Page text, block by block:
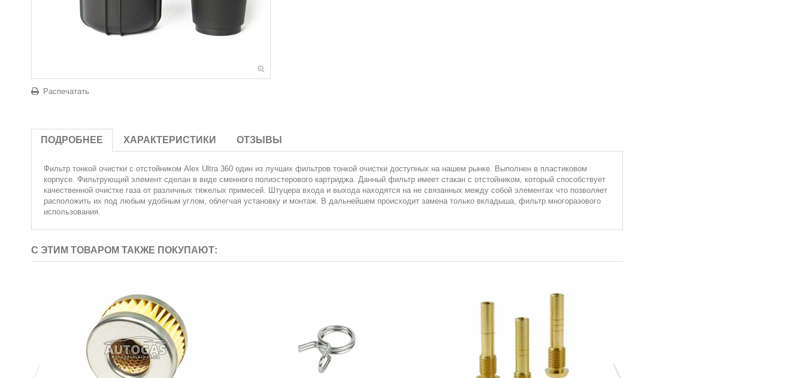
Распечатать
ПОДРОБНЕЕ ХАРАКТЕРИСТИКИ ОТЗЫВЫ
Фильтр тонкой очистки с отстойником Аlex Ultra 360 один из лучших фильтров тонкой очистки доступных на нашем рынке. Выполнен в пластиковом
корпусе. Фильтрующий элемент сделан в виде сменного полиэстерового картриджа. Данный фильтр имеет стакан с отстойником, который способствует
качественной очистке газа от различных тяжелых примесей. Штуцера входа и выхода находятся на не связанных между собой элементах что позволяет
расположить их под любым удобным углом, облегчая установку и монтаж. В дальнейшем происходит замена только вкладыша, фильтр многоразового
использования.
С ЭТИМ ТОВАРОМ ТАКЖЕ ПОКУПАЮТ: